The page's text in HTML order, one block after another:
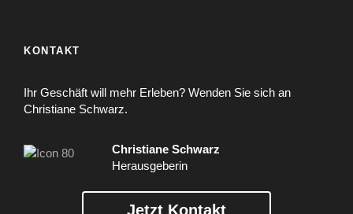
KONTAKT
Ihr Geschäft will mehr Erleben? Wenden Sie sich an
Christiane Schwarz.
Christiane Schwarz
Herausgeberin
Jetzt Kontakt